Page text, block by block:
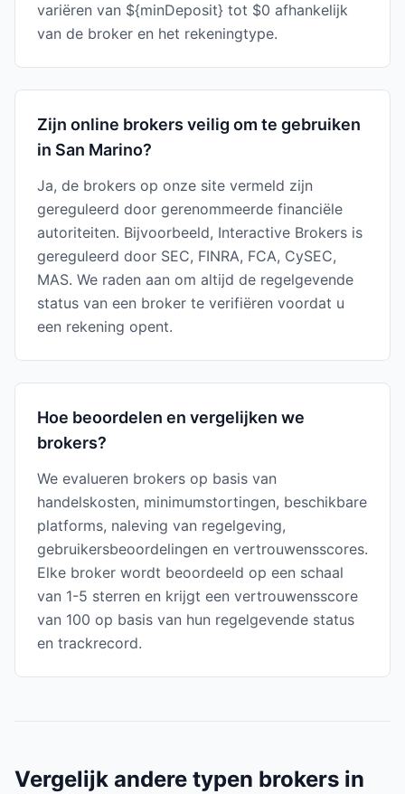
variëren van ${minDeposit} tot $0 afhankelijk
van de broker en het rekeningtype.
Zijn online brokers veilig om te gebruiken
in San Marino?
Ja, de brokers op onze site vermeld zijn
gereguleerd door gerenommeerde financiële
autoriteiten. Bijvoorbeeld, Interactive Brokers is
gereguleerd door SEC, FINRA, FCA, CySEC,
MAS. We raden aan om altijd de regelgevende
status van een broker te verifiëren voordat u
een rekening opent.
Hoe beoordelen en vergelijken we
brokers?
We evalueren brokers op basis van
handelskosten, minimumstortingen, beschikbare
platforms, naleving van regelgeving,
gebruikersbeoordelingen en vertrouwensscores.
Elke broker wordt beoordeeld op een schaal
van 1-5 sterren en krijgt een vertrouwensscore
van 100 op basis van hun regelgevende status
en trackrecord.
Vergelijk andere typen brokers in